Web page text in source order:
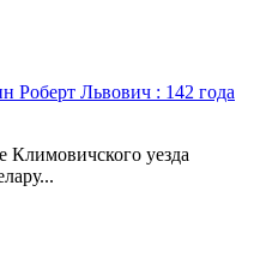
Роберт Львович : 142 года
Климовичского уезда